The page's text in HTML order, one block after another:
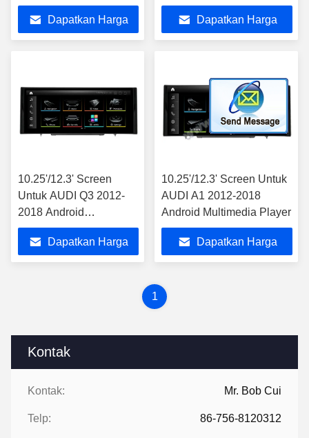
Kontak
Kontak: Mr. Bob Cui
Telp: 86-756-8120312
Multimedia Player
Dapatkan Harga
Dapatkan Harga
10.25'/12.3' Screen
Untuk AUDI Q3 2012-
2018 Android
Multimedia Player
Dapatkan Harga
10.25'/12.3' Screen Untuk
AUDI A1 2012-2018
Android Multimedia Player
Dapatkan Harga
1